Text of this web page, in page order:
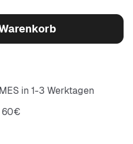
in 1-3 Werktagen
60€